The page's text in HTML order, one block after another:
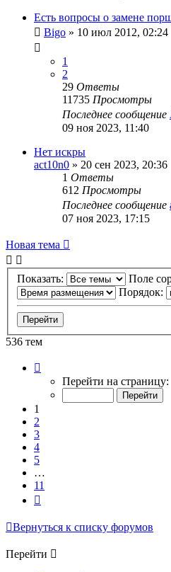
Есть вопросы о замене
Bigo » 10 июл 2012, 02:24
1
2
29 Ответы
11735 Просмотры
Последнее сообщение
09 ноя 2023, 11:40
Нет искры
act10n0 » 20 сен 2023, 20:36
1 Ответы
612 Просмотры
Последнее сообщение
07 ноя 2023, 17:15
Новая тема
Показать:
Поле
Порядок:
536 тем
Перейти на страницу:
1
2
3
4
5
…
11
Вернуться к списку форумов
Перейти